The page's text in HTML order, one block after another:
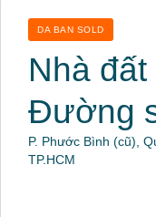
DA BAN SOLD
Nhà
Đường
P. Phước Bình (cũ),
TP.HCM